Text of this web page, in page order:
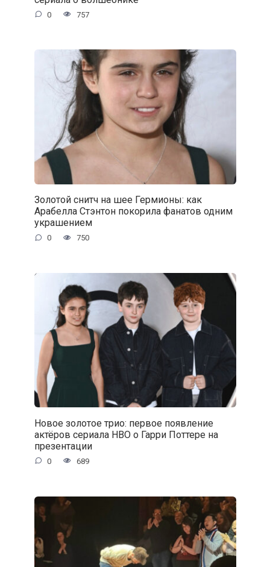
0 757
Золотой снитч на шее Гермионы: как
Арабелла Стэнтон покорила фанатов одним
украшением
0 750
Новое золотое трио: первое появление
актёров сериала HBO о Гарри Поттере на
презентации
0 689